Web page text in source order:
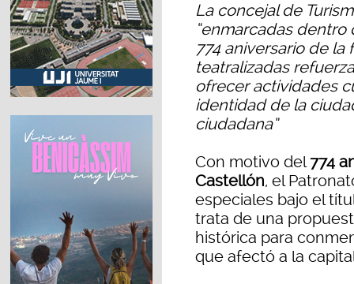
La concejal de
“enmarcadas
774 aniversario de
teatralizadas
ofrecer actividades
identidad de la
ciudadana”
Con motivo del774
Castellón, el
especiales bajo el
trata de una
histórica para
que afectó a la